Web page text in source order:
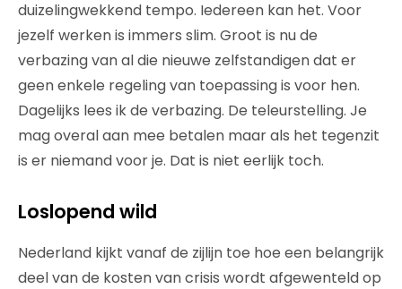
duizelingwekkend tempo. Iedereen kan het. Voor
jezelf werken is immers slim. Groot is nu de
verbazing van al die nieuwe zelfstandigen dat er
geen enkele regeling van toepassing is voor hen.
Dagelijks lees ik de verbazing. De teleurstelling. Je
mag overal aan mee betalen maar als het tegenzit
is er niemand voor je. Dat is niet eerlijk toch.
Loslopend wild
Nederland kijkt vanaf de zijlijn toe hoe een belangrijk
deel van de kosten van crisis wordt afgewenteld op